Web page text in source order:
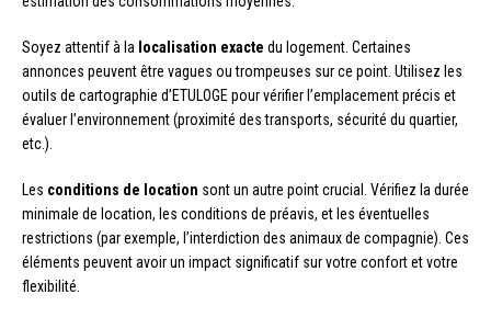
Soyez attentif à la localisation exacte du logement. Certaines
annonces peuvent être vagues ou trompeuses sur ce point. Utilisez les
outils de cartographie d’ETULOGE pour vérifier l’emplacement précis et
évaluer l’environnement (proximité des transports, sécurité du quartier,
etc.).
Les conditions de location sont un autre point crucial. Vérifiez la durée
minimale de location, les conditions de préavis, et les éventuelles
restrictions (par exemple, l’interdiction des animaux de compagnie). Ces
éléments peuvent avoir un impact significatif sur votre confort et votre
flexibilité.